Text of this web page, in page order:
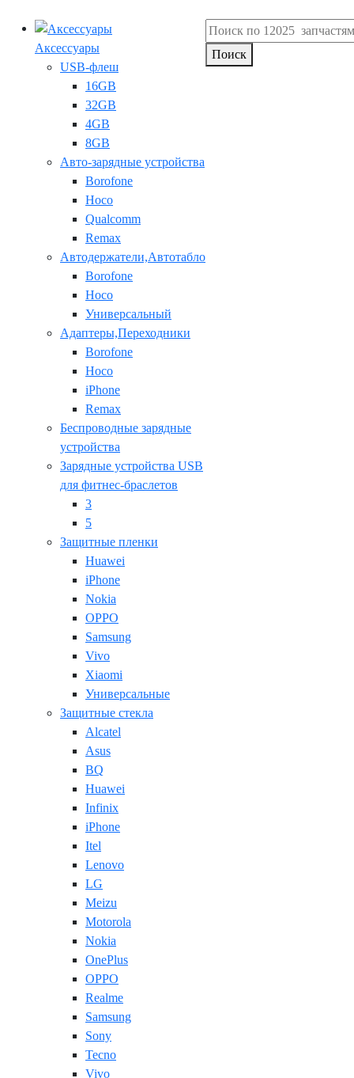
Аксессуары
USB-флеш
16GB
32GB
4GB
8GB
Авто-зарядные устройства
Borofone
Hoco
Qualcomm
Remax
Автодержатели,Автотабло
Borofone
Hoco
Универсальный
Адаптеры,Переходники
Borofone
Hoco
iPhone
Remax
Беспроводные зарядные
устройства
Зарядные устройства USB
для фитнес-браслетов
3
5
Защитные пленки
Huawei
iPhone
Nokia
OPPO
Samsung
Vivo
Xiaomi
Универсальные
Защитные стекла
Alcatel
Asus
BQ
Huawei
Infinix
iPhone
Itel
Lenovo
LG
Meizu
Motorola
Nokia
OnePlus
OPPO
Realme
Samsung
Sony
Tecno
Vivo
Поиск